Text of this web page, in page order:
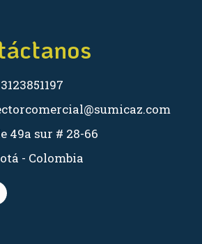
49a sur # 28-66
- Colombia